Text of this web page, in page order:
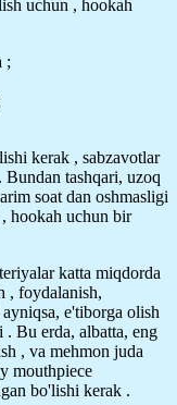
uchun , hookah
;
kerak , sabzavotlar
tashqari, uzoq
soat dan oshmasligi
hookah uchun bir
katta miqdorda
, foydalanish,
e'tiborga olish
. Bu erda, albatta, eng
, va mehmon juda
mouthpiece
bo'lishi kerak .